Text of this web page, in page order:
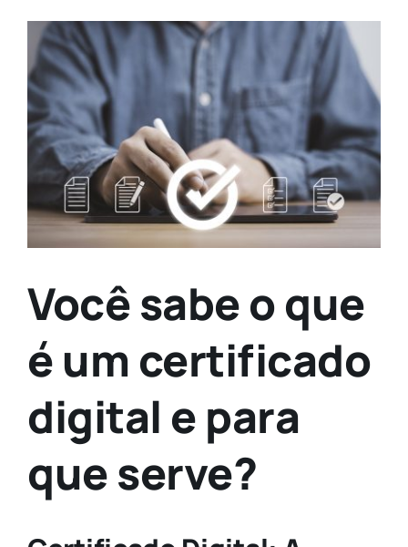
Contato
View
Larger
Image
Você sabe o que
é um certificado
digital e para
que serve?